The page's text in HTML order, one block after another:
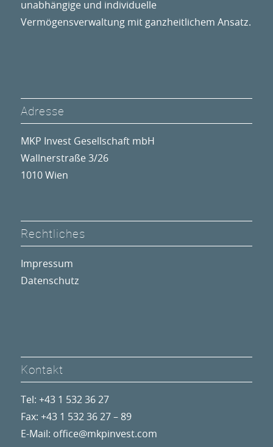
unabhängige und individuelle
Vermögensverwaltung mit ganzheitlichem Ansatz.
Adresse
MKP Invest Gesellschaft mbH
Wallnerstraße 3/26
1010 Wien
Rechtliches
Impressum
Datenschutz
Kontakt
Tel: +43 1 532 36 27
Fax: +43 1 532 36 27 – 89
E-Mail: office@mkpinvest.com